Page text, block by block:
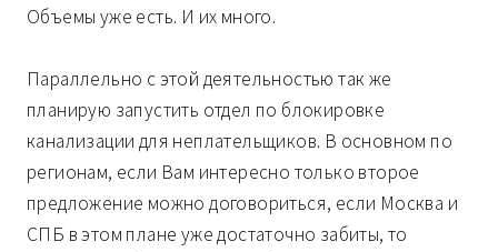
Объемы уже есть. И их много.
Параллельно с этой деятельностью так же
планирую запустить отдел по блокировке
канализации для неплательщиков. В основном по
регионам, если Вам интересно только второе
предложение можно договориться, если Москва и
СПБ в этом плане уже достаточно забиты, то